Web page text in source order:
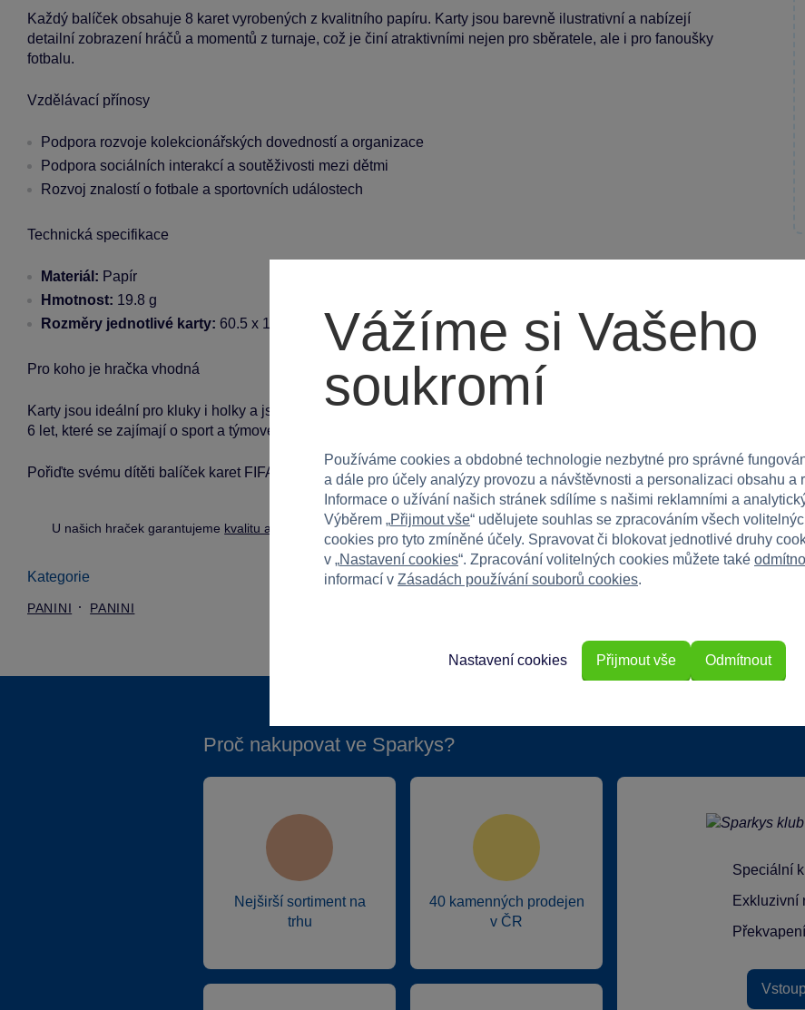
Každý balíček obsahuje 8 karet vyrobených z kvalitního papíru. Karty jsou barevně ilustrativní a nabízejí
detailní zobrazení hráčů a momentů z turnaje, což je činí atraktivními nejen pro sběratele, ale i pro fanoušky
fotbalu.
Vzdělávací přínosy
Podpora rozvoje kolekcionářských dovedností a organizace
Podpora sociálních interakcí a soutěživosti mezi dětmi
Rozvoj znalostí o fotbale a sportovních událostech
Technická specifikace
Materiál: Papír
Hmotnost: 19.8 g
Rozměry jednotlivé karty: 60.5 x 12.5 x 0.3 mm
Pro koho je hračka vhodná
Karty jsou ideální pro kluky i holky a jsou vhodné pro všechny malé fanoušky fotbalu. Skvělá volba pro děti od
6 let, které se zajímají o sport a týmové soutěže.
Pořiďte svému dítěti balíček karet FIFA WORLD CUP 2026 a podpořte jeho vášeň pro fotbal!
U našich hraček garantujeme kvalitu a bezpečnost.
Kategorie
PANINI PANINI
Proč nakupovat ve Sparkys?
Nejširší sortiment na
trhu
40 kamenných prodejen
v ČR
Speciální
Exkluzivní
Překvapení
Vážíme si Vašeho
soukromí
Používáme cookies a obdobné technologie nezbytné pro správné
a dále pro účely analýzy provozu a návštěvnosti a personalizaci obsahu a
Informace o užívání našich stránek sdílíme s našimi reklamními a
Výběrem „Přijmout vše“ udělujete souhlas se zpracováním všech
cookies pro tyto zmíněné účely. Spravovat či blokovat jednotlivé druhy
v „Nastavení cookies“. Zpracování volitelných cookies můžete také
informací v Zásadách používání souborů cookies.
Odmítnout
Nastavení cookies Přijmout vše